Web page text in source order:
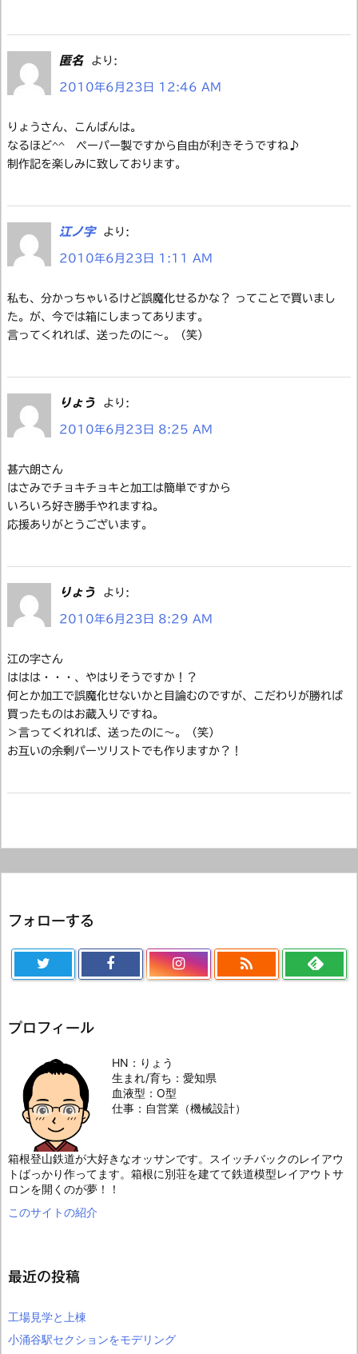
匿名 より:
2010年6月23日 12:46 AM
りょうさん、こんばんは。
なるほど^^ ペーパー製ですから自由が利きそうですね♪
制作記を楽しみに致しております。
江ノ字 より:
2010年6月23日 1:11 AM
私も、分かっちゃいるけど誤魔化せるかな？ ってことで買いまし
た。が、今では箱にしまってあります。
言ってくれれば、送ったのに～。（笑）
りょう より:
2010年6月23日 8:25 AM
甚六朗さん
はさみでチョキチョキと加工は簡単ですから
いろいろ好き勝手やれますね。
応援ありがとうございます。
りょう より:
2010年6月23日 8:29 AM
江の字さん
ははは・・・、やはりそうですか！？
何とか加工で誤魔化せないかと目論むのですが、こだわりが勝れば
買ったものはお蔵入りですね。
＞言ってくれれば、送ったのに～。（笑）
お互いの余剰パーツリストでも作りますか？！
フォローする

プロフィール
HN：りょう
生まれ/育ち：愛知県
血液型：O型
仕事：自営業（機械設計）
箱根登山鉄道が大好きなオッサンです。スイッチバックのレイアウ
トばっかり作ってます。箱根に別荘を建てて鉄道模型レイアウトサ
ロンを開くのが夢！！
このサイトの紹介
最近の投稿
工場見学と上棟
小涌谷駅セクションをモデリング